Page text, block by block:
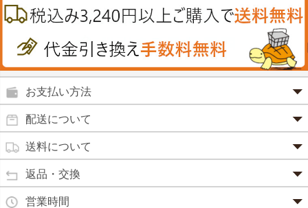
絆創膏
殺菌消毒液
鼻炎薬
強心剤
目薬
鉄
ノコギリヤシ
グルコサミン
田七人参
イチョウ葉
カルシウム
クロレラ
コラーゲン
喜多方ラーメン
カレー・シチュー
お支払い方法
クレジットカード(1 回払いのみ)
SSL 認証で暗号化処理していますので、 安心して
ご利用いただけます。
配送について
商品は日本郵便にて発送致します。
通常2～4営業日以内に発送致します。 メーカー取り寄せ商
品、土日祝日、年末年始、弊社の休業日をはさむ場合は、4
～5営業日以上かかる場合もございます。
(営業日カレンダー参照)
送料について
通常商品
返品・交換
・お届け商品の交換・返品をご希望の場合は、
営業時間